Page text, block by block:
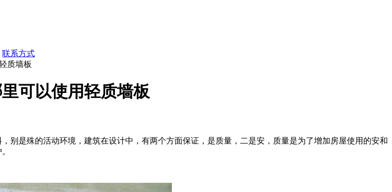
联系方式
质墙板
可以使用轻质墙板
是殊的活动环境，建筑在设计中，有两个方面保证，是质量，二是安，质量是为了增加房屋使用的安和